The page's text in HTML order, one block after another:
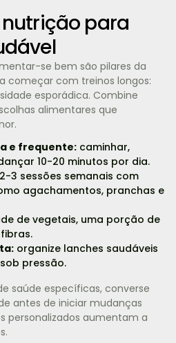
para
se bem são pilares da
começar com treinos longos:
esporádica. Combine
alimentares que
e frequente:caminhar,
10-20 minutos por dia.
3 sessões semanais com
agachamentos, pranchas e
de vegetais, uma porção de
organize lanches saudáveis
pressão.
saúde específicas, converse
antes de iniciar mudanças
personalizados aumentam a